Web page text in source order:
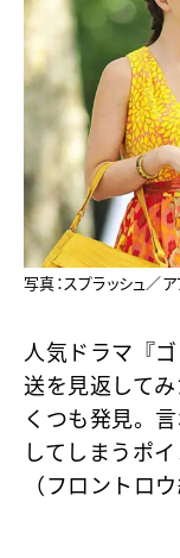
写真：スプラッシュ／
人気ドラマ『
送を見返して
くつも発見。
してしまうポ
（フロントロウ